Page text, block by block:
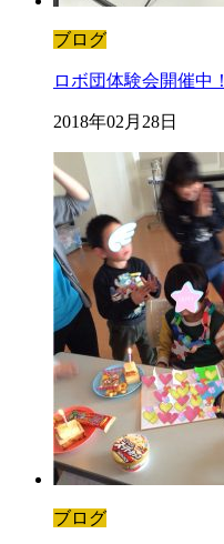
ブログ
ロボ団体験会開催中！
2018年02月28日
ブログ